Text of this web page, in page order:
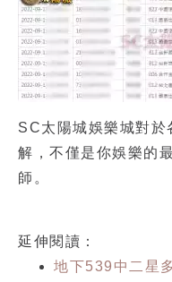
SC太陽城娛樂城對於
解，不僅是你娛樂的
師。
延伸閱讀：
地下539中二星